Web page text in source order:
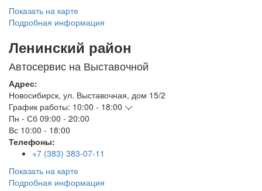
Показать на карте
Подробная информация
Ленинский район
Автосервис на Выставочной
Адрес:
Новосибирск, ул. Выставочная, дом 15/2
График работы: 10:00 - 18:00
Пн - Сб 09:00 - 20:00
Вс 10:00 - 18:00
Телефоны:
+7 (383) 383-07-11
Показать на карте
Подробная информация